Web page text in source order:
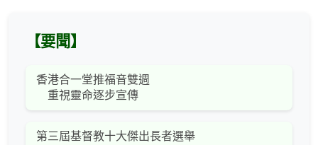
【要聞】
香港合一堂推福音雙週
重視靈命逐步宣傳
第三屆基督教十大傑出長者選舉